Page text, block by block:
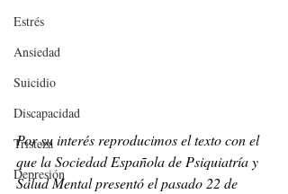
Estrés
Ansiedad
Suicidio
Discapacidad
Tristeza
Depresión
Por su interés reproducimos el texto con el
que la Sociedad Española de Psiquiatría y
Salud Mental presentó el pasado 22 de